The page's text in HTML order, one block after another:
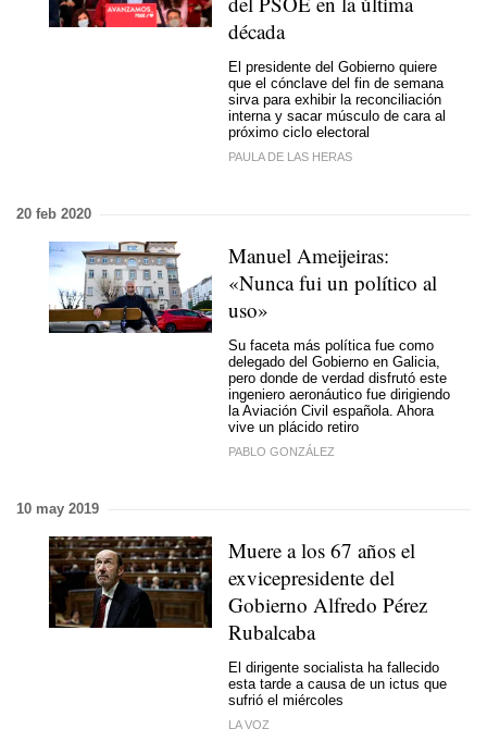
década
El presidente del Gobierno quiere
que el cónclave del fin de semana
sirva para exhibir la reconciliación
interna y sacar músculo de cara al
próximo ciclo electoral
PAULA DE LAS HERAS
20 feb 2020
Manuel Ameijeiras:
«Nunca fui un político al
uso»
Su faceta más política fue como
delegado del Gobierno en Galicia,
pero donde de verdad disfrutó este
ingeniero aeronáutico fue dirigiendo
la Aviación Civil española. Ahora
vive un plácido retiro
PABLO GONZÁLEZ
10 may 2019
Muere a los 67 años el
exvicepresidente del
Gobierno Alfredo Pérez
Rubalcaba
El dirigente socialista ha fallecido
esta tarde a causa de un ictus que
sufrió el miércoles
LA VOZ